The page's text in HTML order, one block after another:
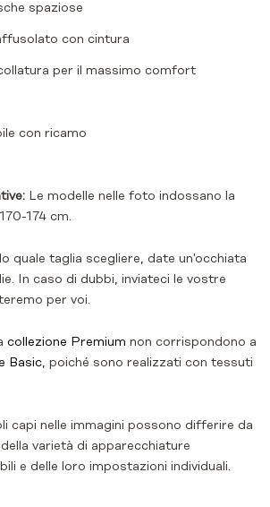
spaziose
con cintura
per il massimo comfort
con ricamo
Le modelle nelle foto indossano la
174 cm.
quale taglia scegliere, date un'occhiata
In caso di dubbi, inviateci le vostre
per voi.
collezione Premium non corrispondono a
Basic, poiché sono realizzati con tessuti
capi nelle immagini possono differire da
varietà di apparecchiature
e delle loro impostazioni individuali.